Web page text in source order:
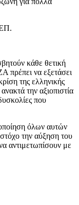
κάθε θετική
πρέπει να εξετάσει
της ελληνικής
την αξιοπιστία
που
όλων αυτών
την αύξηση του
αντιμετωπίσουν με